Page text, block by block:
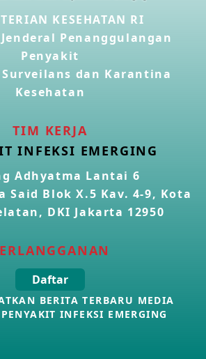
di Vietnam
28 Apr 2026
Avian Influenza A(H5N1) Keempat di
Avian Influenza A(H9N2) di Italia
19 Mar 2026
KESEHATAN RI
Penanggulangan
Penyakit
dan Karantina
Kesehatan
TIM KERJA
INFEKSI EMERGING
Adhyatma Lantai 6
Said Blok X.5 Kav. 4-9, Kota
DKI Jakarta 12950
Daftar
BERITA TERBARU MEDIA
INFEKSI EMERGING